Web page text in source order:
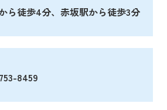
ら徒歩4分、赤坂駅から徒歩3分
8459